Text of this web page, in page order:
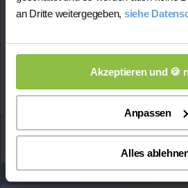
an Dritte weitergegeben, siehe
Akzeptieren und 🍪
Anpassen
Alles
Mehr Infos
★★★★★(5.0 / 5)
Aktiv
Veronica